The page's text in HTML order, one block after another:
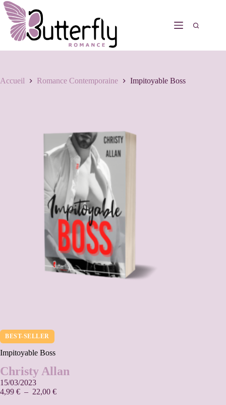
Accueil Romance Contemporaine Impitoyable Boss
BEST-SELLER
Impitoyable Boss
Christy Allan
15/03/2023
4,99 € – 22,00 €